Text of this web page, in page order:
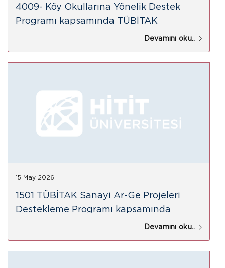
4009- Köy Okullarına Yönelik Destek
Programı kapsamında TÜBİTAK
Devamını oku..
15 May 2026
1501 TÜBİTAK Sanayi Ar-Ge Projeleri
Destekleme Programı kapsamında
TÜBİTAK tarafından desteklenmiştir
Devamını oku..